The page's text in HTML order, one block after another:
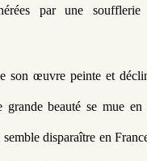
par une
son œuvre peinte et
grande beauté se mue
disparaître en